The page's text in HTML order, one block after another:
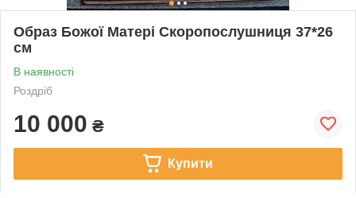
Образ Божої Матері Скоропослушниця 37*26
см
В наявності
Роздріб
10 000 ₴
Купити